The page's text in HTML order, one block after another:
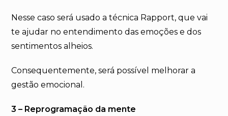
Nesse caso será usado a técnica Rapport, que vai
te ajudar no entendimento das emoções e dos
sentimentos alheios.
Consequentemente, será possível melhorar a
gestão emocional.
3 – Reprogramação da mente